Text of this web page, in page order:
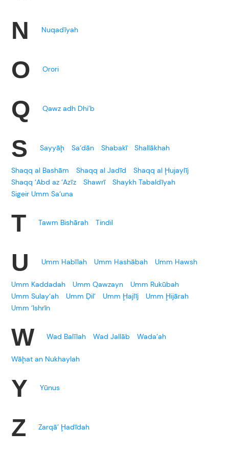
N Nuqadīyah
O Orori
Q Qawz adh Dhi’b
S Sayyāḩ Sa‘dān Shabakī Shallākhah
Shaqq al Bashām Shaqq al Jadīd
Shaqq al Ḩujaylīj
Shaqq ‘Abd az ‘Azīz
Shawrī
Shaykh Tabaldīyah
Sigeir Umm Sa‘una
T Tawm Bishārah Tindil
U Umm Habīlah Umm Hashābah Umm Hawsh
Umm Kaddadah Umm Qawzayn
Umm Rukūbah
Umm Sulay‘ah
Umm Ḑil‘ Umm Ḩajlīj
Umm Ḩijārah
Umm ‘Ishrīn
W Wad Balīlah Wad Jallāb Wada‘ah
Wāḩat an Nukhaylah
Y Yūnus
Z Zarqā’ Ḩadīdah